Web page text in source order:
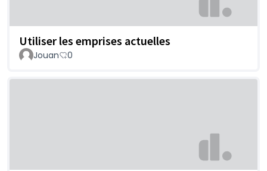
Utiliser les emprises actuelles
Jouan 0